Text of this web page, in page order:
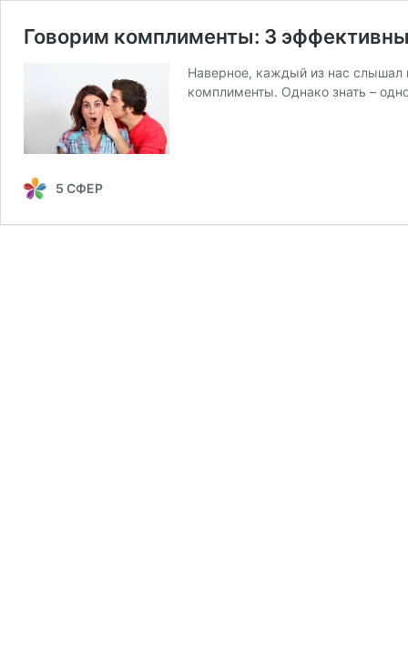
Говорим комплименты: 3
Наверное, каждый из нас слышал
комплименты. Однако знать –
5 СФЕР